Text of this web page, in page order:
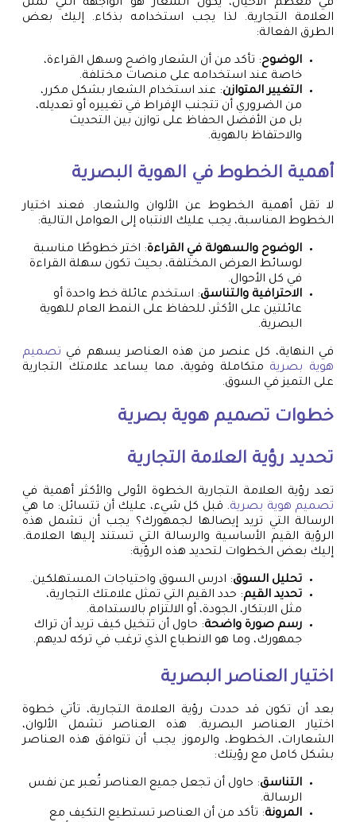
في معظم الأحيان، يكون الشعار هو الواجهة التي تمثل
العلامة التجارية. لذا يجب استخدامه بذكاء. إليك بعض
الطرق الفعالة:
الوضوح: تأكد من أن الشعار واضح وسهل القراءة،
خاصة عند استخدامه على منصات مختلفة.
التغيير المتوازن: عند استخدام الشعار بشكل مكرر،
من الضروري أن تتجنب الإفراط في تغييره أو تعديله،
بل من الأفضل الحفاظ على توازن بين التحديث
والاحتفاظ بالهوية.
أهمية الخطوط في الهوية البصرية
لا تقل أهمية الخطوط عن الألوان والشعار. فعند اختيار
الخطوط المناسبة، يجب عليك الانتباه إلى العوامل التالية:
الوضوح والسهولة في القراءة: اختر خطوطًا مناسبة
لوسائط العرض المختلفة، بحيث تكون سهلة القراءة
في كل الأحوال.
الاحترافية والتناسق: استخدم عائلة خط واحدة أو
عائلتين على الأكثر، للحفاظ على النمط العام للهوية
البصرية.
في النهاية، كل عنصر من هذه العناصر يسهم في تصميم
هوية بصرية متكاملة وقوية، مما يساعد علامتك التجارية
على التميز في السوق.
خطوات تصميم هوية بصرية
تحديد رؤية العلامة التجارية
تعد رؤية العلامة التجارية الخطوة الأولى والأكثر أهمية في
تصميم هوية بصرية. قبل كل شيء، عليك أن تتسائل: ما هي
الرسالة التي تريد إيصالها لجمهورك؟ يجب أن تشمل هذه
الرؤية القيم الأساسية والرسالة التي تستند إليها العلامة.
إليك بعض الخطوات لتحديد هذه الرؤية:
تحليل السوق: ادرس السوق واحتياجات المستهلكين.
تحديد القيم: حدد القيم التي تمثل علامتك التجارية،
مثل الابتكار، الجودة، أو الالتزام بالاستدامة.
رسم صورة واضحة: حاول أن تتخيل كيف تريد أن تراك
جمهورك، وما هو الانطباع الذي ترغب في تركه لديهم.
اختيار العناصر البصرية
بعد أن تكون قد حددت رؤية العلامة التجارية، تأتي خطوة
اختيار العناصر البصرية. هذه العناصر تشمل الألوان،
الشعارات، الخطوط، والرموز. يجب أن تتوافق هذه العناصر
بشكل كامل مع رؤيتك:
التناسق: حاول أن تجعل جميع العناصر تُعبر عن نفس
الرسالة.
المرونة: تأكد من أن العناصر تستطيع التكيف مع